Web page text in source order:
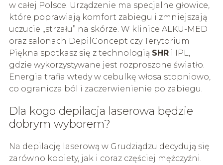
w całej Polsce. Urządzenie ma specjalne głowice,
które poprawiają komfort zabiegu i zmniejszają
uczucie „strzału” na skórze. W klinice ALKU-MED
oraz salonach DepilConcept czy Terytorium
Piękna spotkasz się z technologią SHRi IPL,
gdzie wykorzystywane jest rozproszone światło.
Energia trafia wtedy w cebulkę włosa stopniowo,
co ogranicza ból i zaczerwienienie po zabiegu.
Dla kogo depilacja laserowa będzie
dobrym wyborem?
Na depilację laserową w Grudziądzu decydują się
zarówno kobiety, jak i coraz częściej mężczyźni.